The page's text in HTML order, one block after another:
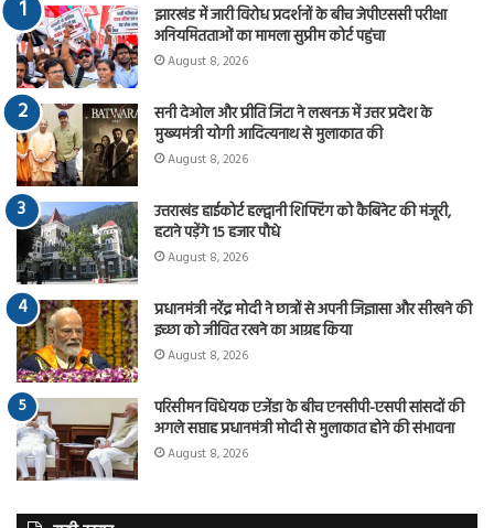
झारखंड में जारी विरोध प्रदर्शनों के बीच जेपीएससी परीक्षा
अनियमितताओं का मामला सुप्रीम कोर्ट पहुंचा
August 8, 2026
सनी देओल और प्रीति जिंटा ने लखनऊ में उत्तर प्रदेश के
मुख्यमंत्री योगी आदित्यनाथ से मुलाकात की
August 8, 2026
उत्तराखंड हाईकोर्ट हल्द्वानी शिफ्टिंग को कैबिनेट की मंजूरी,
हटाने पड़ेंगे 15 हजार पौधे
August 8, 2026
प्रधानमंत्री नरेंद्र मोदी ने छात्रों से अपनी जिज्ञासा और सीखने की
इच्छा को जीवित रखने का आग्रह किया
August 8, 2026
परिसीमन विधेयक एजेंडा के बीच एनसीपी-एसपी सांसदों की
अगले सप्ताह प्रधानमंत्री मोदी से मुलाकात होने की संभावना
August 8, 2026